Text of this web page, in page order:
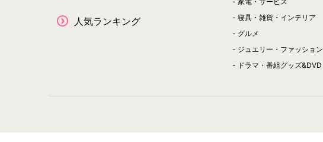
人気ランキング
寝具・雑貨・インテリア
グルメ
ジュエリー・ファッション
ドラマ・番組グッズ&DVD